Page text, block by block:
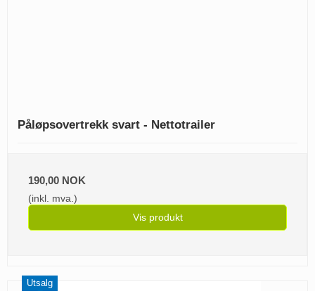
Påløpsovertrekk svart - Nettotrailer
190,00 NOK
(inkl. mva.)
Vis produkt
Utsalg